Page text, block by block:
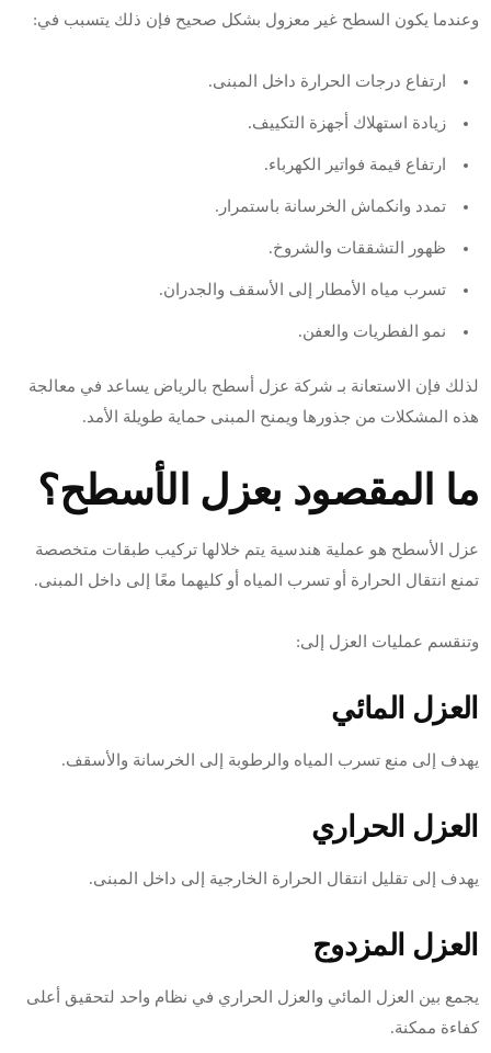
وعندما يكون السطح غير معزول بشكل صحيح فإن ذلك يتسبب في:
ارتفاع درجات الحرارة داخل المبنى.
زيادة استهلاك أجهزة التكييف.
ارتفاع قيمة فواتير الكهرباء.
تمدد وانكماش الخرسانة باستمرار.
ظهور التشققات والشروخ.
تسرب مياه الأمطار إلى الأسقف والجدران.
نمو الفطريات والعفن.
لذلك فإن الاستعانة بـ شركة عزل أسطح بالرياض يساعد في معالجة
هذه المشكلات من جذورها ويمنح المبنى حماية طويلة الأمد.
ما المقصود بعزل الأسطح؟
عزل الأسطح هو عملية هندسية يتم خلالها تركيب طبقات متخصصة
تمنع انتقال الحرارة أو تسرب المياه أو كليهما معًا إلى داخل المبنى.
وتنقسم عمليات العزل إلى:
العزل المائي
يهدف إلى منع تسرب المياه والرطوبة إلى الخرسانة والأسقف.
العزل الحراري
يهدف إلى تقليل انتقال الحرارة الخارجية إلى داخل المبنى.
العزل المزدوج
يجمع بين العزل المائي والعزل الحراري في نظام واحد لتحقيق أعلى
كفاءة ممكنة.